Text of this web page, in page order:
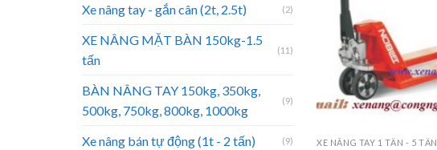
Xe nâng tay - gắn cân (2t, 2.5t) (2)
XE NÂNG MẶT BÀN 150kg-1.5
tấn
(11)
BÀN NÂNG TAY 150kg, 350kg,
500kg, 750kg, 800kg, 1000kg
(9)
Xe nâng bán tự động (1t - 2 tấn) (9) XE NÂNG TAY 1 TẤN - 5 TẤN